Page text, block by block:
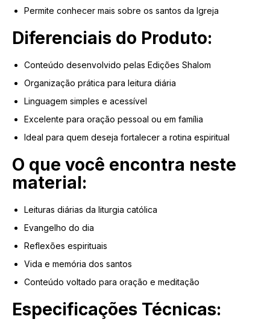
Permite conhecer mais sobre os santos da Igreja
Diferenciais do Produto:
Conteúdo desenvolvido pelas Edições Shalom
Organização prática para leitura diária
Linguagem simples e acessível
Excelente para oração pessoal ou em família
Ideal para quem deseja fortalecer a rotina espiritual
O que você encontra neste
material:
Leituras diárias da liturgia católica
Evangelho do dia
Reflexões espirituais
Vida e memória dos santos
Conteúdo voltado para oração e meditação
Especificações Técnicas: